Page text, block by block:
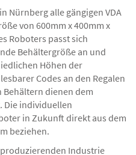
Nürnberg alle gängigen VDA
von 600mm x 400mm x
Roboters passt sich
Behältergröße an und
Höhen der
Codes an den Regalen
Behältern dienen dem
Die individuellen
in Zukunft direkt aus dem
beziehen.
Industrie